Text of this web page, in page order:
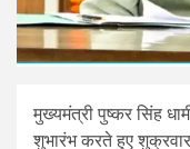
मुख्यमंत्री पुष्कर सिंह
शुभारंभ करते हुए